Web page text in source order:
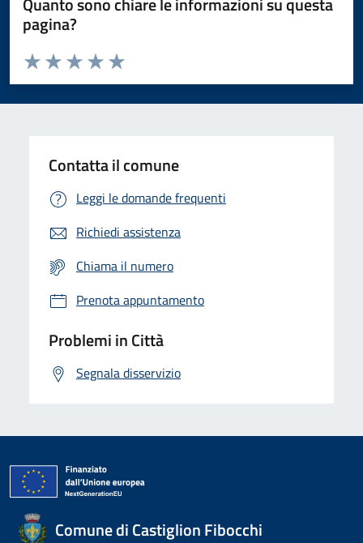
pagina?
Domanda
Valuta da 1 a 5 stelle la pagina
Valuta 5 stelle su 5
Valuta 4 stelle su 5
Valuta 3 stelle su 5
Valuta 2 stelle su 5
Valuta 1 stelle su 5
Contatta il comune
Leggi le domande frequenti
Richiedi assistenza
Chiama il numero
Prenota appuntamento
Problemi in Città
Segnala disservizio
Comune di Castiglion Fibocchi